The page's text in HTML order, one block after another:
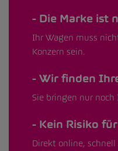
Die Marke ist
Ihr Wagen muss
Konzern sein.
Wir finden
Sie bringen nur noch
Kein Risiko
Direkt online,